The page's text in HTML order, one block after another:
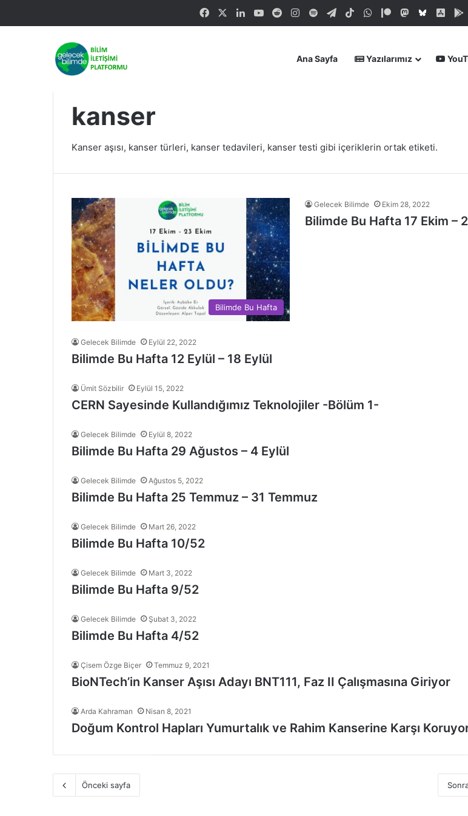
FacebookLinkedInYouTubeRedditInstagram
SpotifyTelegramTikTokWhatsApp
PatreonMastodonBluesky
Ana Sayfa Yazılarımız
kanser
Kanser aşısı, kanser türleri, kanser tedavileri, kanser testi gibi içeriklerin ortak etiketi.
Bilimde Bu Hafta
Gelecek Bilimde Ekim 28, 2022
Bilimde Bu Hafta 17 Ekim –
Gelecek Bilimde Eylül 22, 2022
Bilimde Bu Hafta 12 Eylül – 18 Eylül
Ümit Sözbilir Eylül 15, 2022
CERN Sayesinde Kullandığımız Teknolojiler -Bölüm 1-
Gelecek Bilimde Eylül 8, 2022
Bilimde Bu Hafta 29 Ağustos – 4 Eylül
Gelecek Bilimde Ağustos 5, 2022
Bilimde Bu Hafta 25 Temmuz – 31 Temmuz
Gelecek Bilimde Mart 26, 2022
Bilimde Bu Hafta 10/52
Gelecek Bilimde Mart 3, 2022
Bilimde Bu Hafta 9/52
Gelecek Bilimde Şubat 3, 2022
Bilimde Bu Hafta 4/52
Çisem Özge Biçer Temmuz 9, 2021
BioNTech’in Kanser Aşısı Adayı BNT111, Faz II Çalışmasına Giriyor
Arda Kahraman Nisan 8, 2021
Doğum Kontrol Hapları Yumurtalık ve Rahim Kanserine Karşı
Önceki sayfa